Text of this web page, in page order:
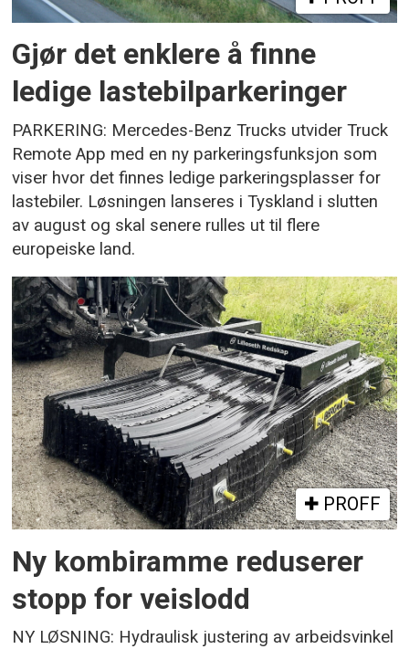
Gjør det enklere å finne
ledige lastebilparkeringer
PARKERING: Mercedes-Benz Trucks utvider Truck
Remote App med en ny parkeringsfunksjon som
viser hvor det finnes ledige parkeringsplasser for
lastebiler. Løsningen lanseres i Tyskland i slutten
av august og skal senere rulles ut til flere
europeiske land.
PROFF
Ny kombiramme reduserer
stopp for veislodd
NY LØSNING: Hydraulisk justering av arbeidsvinkel